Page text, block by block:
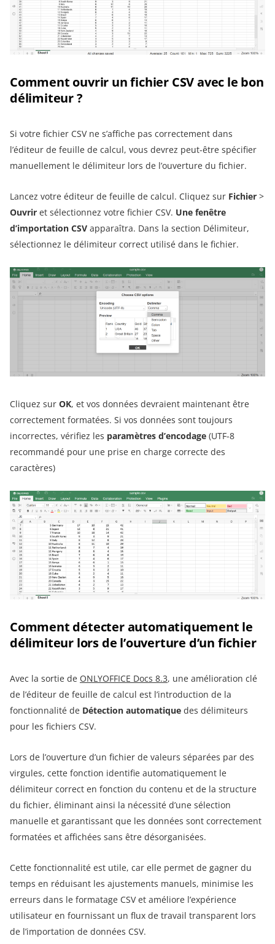
Comment ouvrir un fichier CSV avec le bon
délimiteur ?
Si votre fichier CSV ne s’affiche pas correctement dans
l’éditeur de feuille de calcul, vous devrez peut-être spécifier
manuellement le délimiteur lors de l’ouverture du fichier.
Lancez votre éditeur de feuille de calcul. Cliquez sur Fichier >
Ouvrir et sélectionnez votre fichier CSV. Une fenêtre
d’importation CSV apparaîtra. Dans la section Délimiteur,
sélectionnez le délimiteur correct utilisé dans le fichier.
Cliquez sur OK, et vos données devraient maintenant être
correctement formatées. Si vos données sont toujours
incorrectes, vérifiez les paramètres d’encodage (UTF-8
recommandé pour une prise en charge correcte des
caractères)
Comment détecter automatiquement le
délimiteur lors de l’ouverture d’un fichier
Avec la sortie de ONLYOFFICE Docs 8.3, une amélioration clé
de l’éditeur de feuille de calcul est l’introduction de la
fonctionnalité de Détection automatique des délimiteurs
pour les fichiers CSV.
Lors de l’ouverture d’un fichier de valeurs séparées par des
virgules, cette fonction identifie automatiquement le
délimiteur correct en fonction du contenu et de la structure
du fichier, éliminant ainsi la nécessité d’une sélection
manuelle et garantissant que les données sont correctement
formatées et affichées sans être désorganisées.
Cette fonctionnalité est utile, car elle permet de gagner du
temps en réduisant les ajustements manuels, minimise les
erreurs dans le formatage CSV et améliore l’expérience
utilisateur en fournissant un flux de travail transparent lors
de l’importation de données CSV.